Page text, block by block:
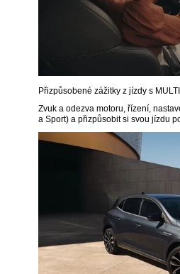
Přizpůsobené zážitky z jízdy s
Zvuk a odezva motoru, řízení,
a Sport) a přizpůsobit si svou jízdu